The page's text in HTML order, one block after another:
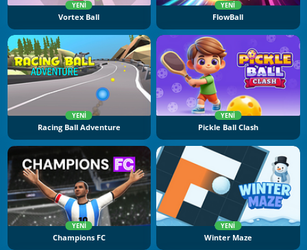
YENI
Vortex Ball
YENI
FlowBall
YENI
Racing Ball Adventure
YENI
Pickle Ball Clash
YENI
Champions FC
YENI
Winter Maze